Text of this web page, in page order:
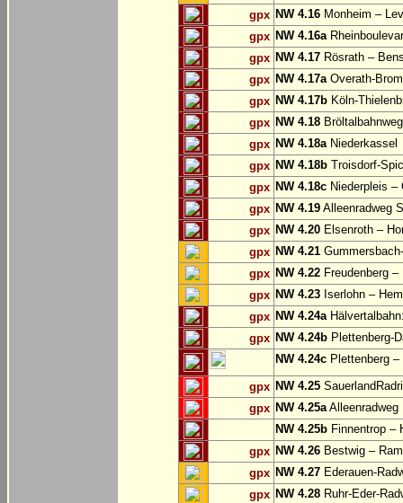
gpx NW 4.16 Monheim –
gpx NW 4.16a
gpx NW 4.17 Rösrath –
gpx NW 4.17aOverath-
gpx NW 4.17b Köln-
gpx NW 4.18
gpx NW 4.18aNiederkassel
gpx NW 4.18b Troisdorf-
gpx NW 4.18c Niederpleis –
gpx NW 4.19 Alleenradweg
gpx NW 4.20 Elsenroth –
gpx NW 4.21
gpx NW 4.22 Freudenberg
gpx NW 4.23 Iserlohn –
gpx NW 4.24a
gpx NW 4.24b Plettenberg-
NW 4.24c Plettenberg
gpx NW 4.25
gpx NW 4.25aAlleenradweg
NW 4.25b Finnentrop –
gpx NW 4.26 Bestwig –
gpx NW 4.27 Ederauen-
gpx NW 4.28 Ruhr-Eder-